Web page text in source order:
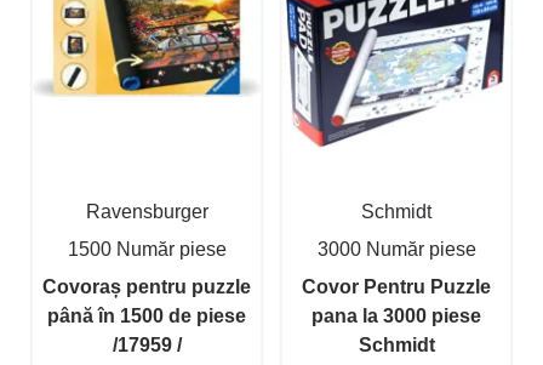
Ravensburger
1500 Număr piese
Covoraș pentru puzzle
până în 1500 de piese
/17959 /
Schmidt
3000 Număr piese
Covor Pentru Puzzle
pana la 3000 piese
Schmidt